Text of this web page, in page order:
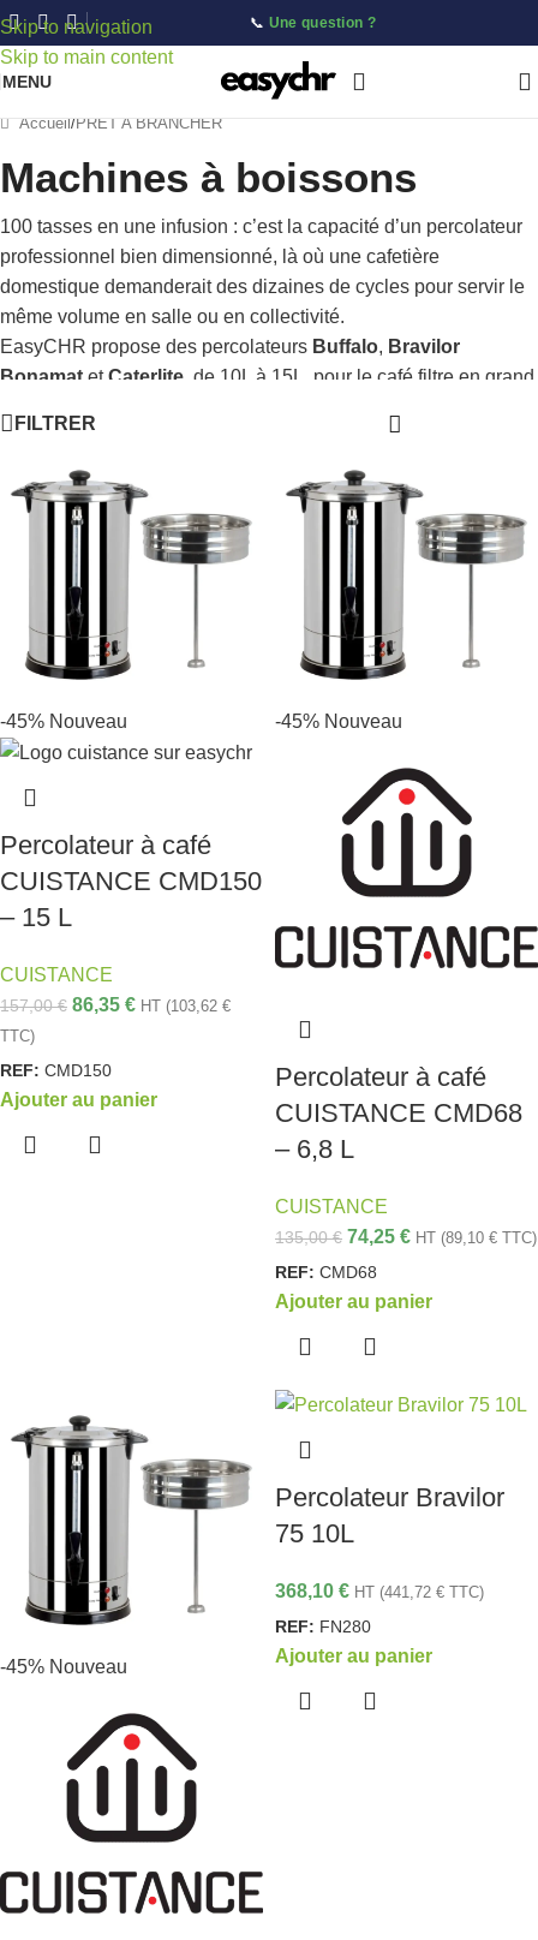
Skip to navigation
Skip to main content
📞 Une question ?
MENU
Accueil/PRÊT A BRANCHER
Machines à boissons
100 tasses en une infusion : c’est la capacité d’un percolateur
professionnel bien dimensionné, là où une cafetière
domestique demanderait des dizaines de cycles pour servir le
même volume en salle ou en collectivité.
EasyCHR propose des percolateurs Buffalo, Bravilor
Bonamat etCaterlite , de 10L à 15L, pour le café filtre en grand
FILTRER
-45% Nouveau
Percolateur à café
CUISTANCE CMD150
– 15 L
CUISTANCE
157,00€ 86,35 € HT (103,62 €
TTC)
REF: CMD150
Ajouter au panier
-45% Nouveau
Percolateur à café
CUISTANCE CMD68
– 6,8 L
CUISTANCE
135,00€ 74,25 € HT (89,10 € TTC)
REF: CMD68
Ajouter au panier
-45% Nouveau
Percolateur Bravilor
75 10L
368,10 € HT (441,72 € TTC)
REF: FN280
Ajouter au panier